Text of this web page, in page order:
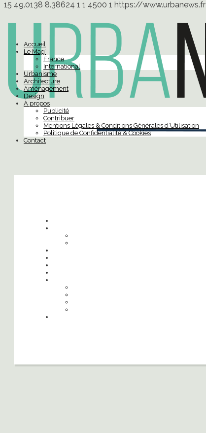
15 49.0138 8.38624 1 1 4500 1 https://www.urbanews.fr
Accueil
Le Mag’
France
International
Urbanisme
Architecture
Aménagement
Design
À propos
Publicité
Contribuer
Mentions Légales & Conditions Générales d’Utilisation
Politique de Confidentialité & Cookies
Contact